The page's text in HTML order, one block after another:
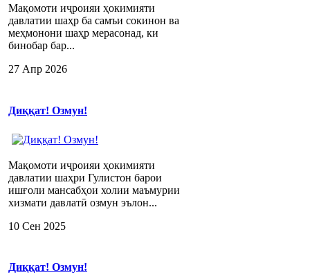
Мақомоти иҷроияи ҳокимияти
давлатии шаҳр ба самъи сокинон ва
меҳмонони шаҳр мерасонад, ки
бинобар бар...
27 Апр 2026
Диққат! Озмун!
Мақомоти иҷроияи ҳокимияти
давлатии шаҳри Гулистон барои
ишғоли мансабҳои холии маъмурии
хизмати давлатӣ озмун эълон...
10 Сен 2025
Диққат! Озмун!